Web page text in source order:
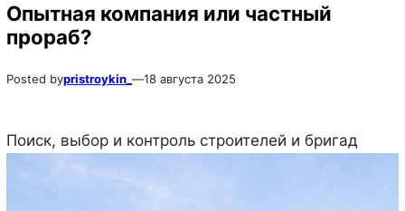
Опытная компания или частный
прораб?
Posted bypristroykin_ —18 августа 2025
Поиск, выбор и контроль строителей и бригад